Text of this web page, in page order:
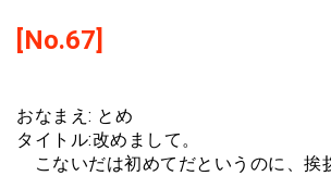
[No.67]
おなまえ: とめ
タイトル:改めまして。
こないだは初めてだというのに、挨